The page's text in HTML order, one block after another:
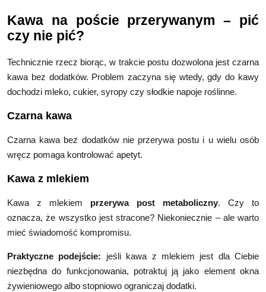
Kawa na poście przerywanym – pić
czy nie pić?
Technicznie rzecz biorąc, w trakcie postu dozwolona jest czarna
kawa bez dodatków. Problem zaczyna się wtedy, gdy do kawy
dochodzi mleko, cukier, syropy czy słodkie napoje roślinne.
Czarna kawa
Czarna kawa bez dodatków nie przerywa postu i u wielu osób
wręcz pomaga kontrolować apetyt.
Kawa z mlekiem
Kawa z mlekiem przerywa post metaboliczny. Czy to
oznacza, że wszystko jest stracone? Niekoniecznie – ale warto
mieć świadomość kompromisu.
Praktyczne podejście: jeśli kawa z mlekiem jest dla Ciebie
niezbędna do funkcjonowania, potraktuj ją jako element okna
żywieniowego albo stopniowo ograniczaj dodatki.